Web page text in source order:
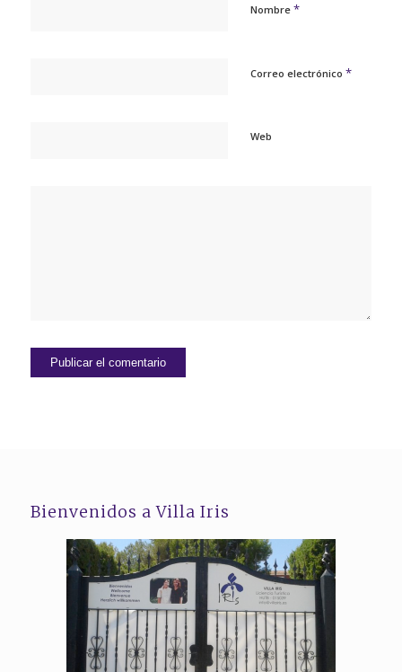
Nombre *
Correo electrónico *
Web
Bienvenidos a Villa Iris